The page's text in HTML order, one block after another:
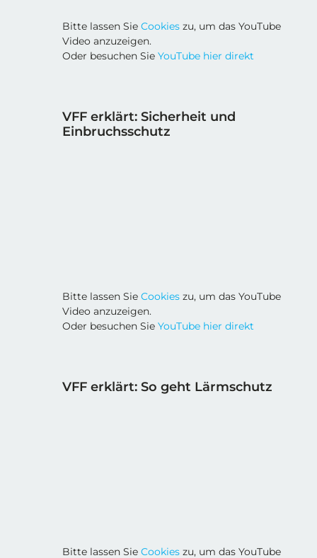
Bitte lassen SieCookies zu, um das YouTube
Video anzuzeigen.
Oder besuchen SieYouTube hier direkt
VFF erklärt: Sicherheit und
Einbruchsschutz
Bitte lassen SieCookies zu, um das YouTube
Video anzuzeigen.
Oder besuchen SieYouTube hier direkt
VFF erklärt: So geht Lärmschutz
Bitte lassen SieCookies zu, um das YouTube